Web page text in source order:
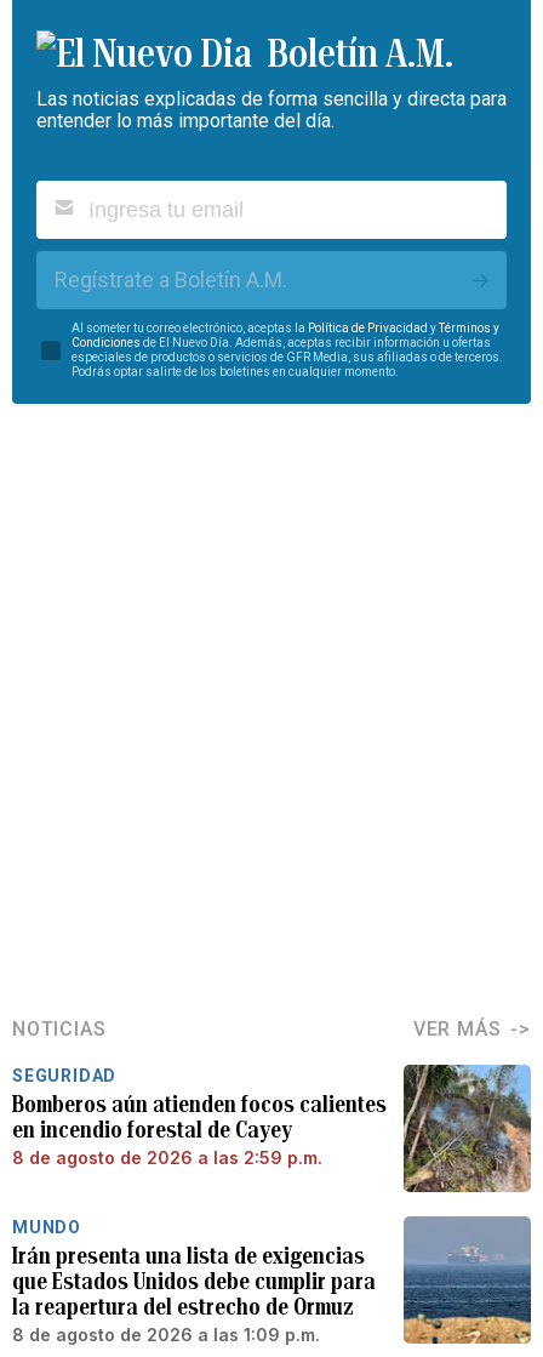
Boletín A.M.
Las noticias explicadas de forma sencilla y directa para
entender lo más importante del día.
Regístrate a Boletín A.M.
Al someter tu correo electrónico, aceptas la Política de Privacidad yTérminos y
Condiciones de El Nuevo Día. Además, aceptas recibir información u ofertas
especiales de productos o servicios de GFR Media, sus afiliadas o de terceros.
Podrás optar salirte de los boletines en cualquier momento.
NOTICIAS VER MÁS
SEGURIDAD
Bomberos aún atienden focos calientes
en incendio forestal de Cayey
8 de agosto de 2026 a las 2:59 p.m.
MUNDO
Irán presenta una lista de exigencias
que Estados Unidos debe cumplir para
la reapertura del estrecho de Ormuz
8 de agosto de 2026 a las 1:09 p.m.